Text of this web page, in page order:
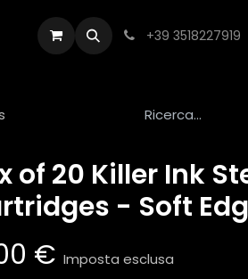
+39 3518227919
of 20 Killer Ink
- Soft
€ Imposta esclusa